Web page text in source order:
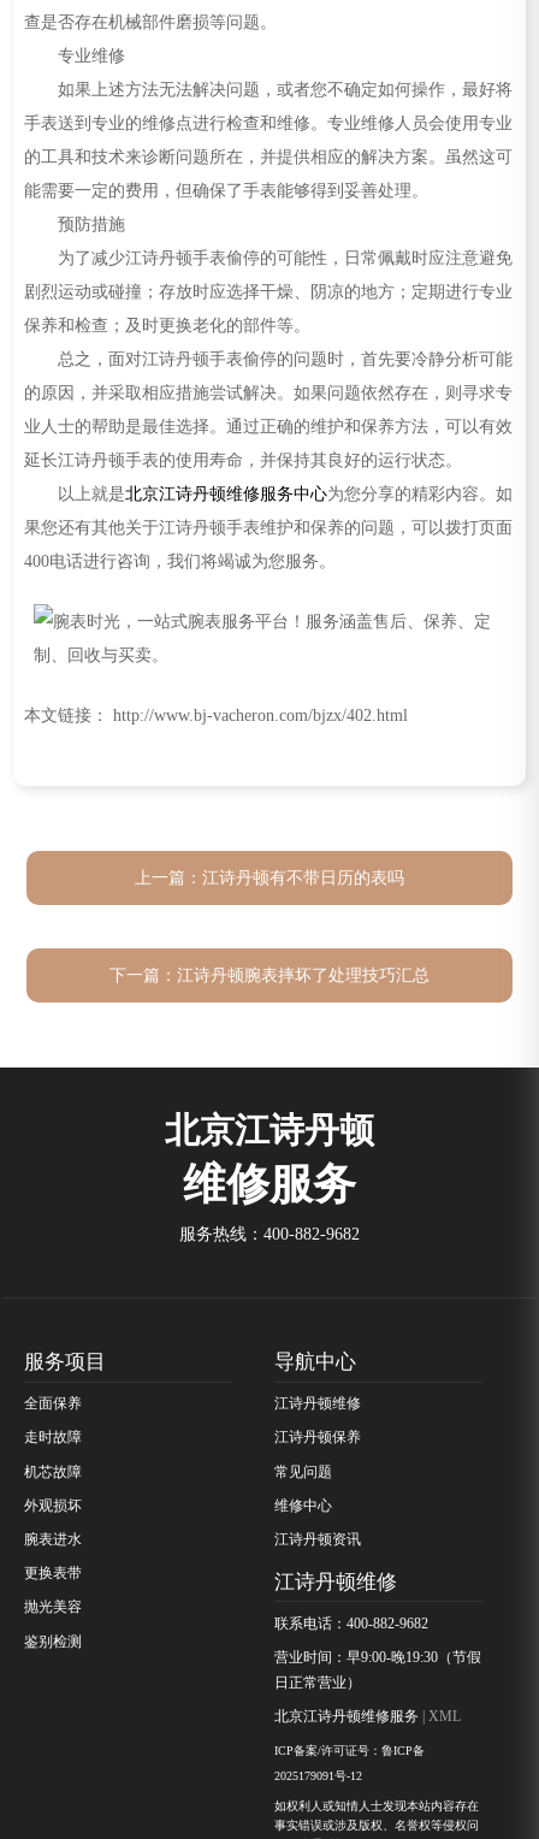
查是否存在机械部件磨损等问题。
专业维修
如果上述方法无法解决问题，或者您不确定如何操作，最好将
手表送到专业的维修点进行检查和维修。专业维修人员会使用专业
的工具和技术来诊断问题所在，并提供相应的解决方案。虽然这可
能需要一定的费用，但确保了手表能够得到妥善处理。
预防措施
为了减少江诗丹顿手表偷停的可能性，日常佩戴时应注意避免
剧烈运动或碰撞；存放时应选择干燥、阴凉的地方；定期进行专业
保养和检查；及时更换老化的部件等。
总之，面对江诗丹顿手表偷停的问题时，首先要冷静分析可能
的原因，并采取相应措施尝试解决。如果问题依然存在，则寻求专
业人士的帮助是最佳选择。通过正确的维护和保养方法，可以有效
延长江诗丹顿手表的使用寿命，并保持其良好的运行状态。
以上就是北京江诗丹顿维修服务中心为您分享的精彩内容。如
果您还有其他关于江诗丹顿手表维护和保养的问题，可以拨打页面
400电话进行咨询，我们将竭诚为您服务。
本文链接： http://www.bj-vacheron.com/bjzx/402.html
上一篇： 江诗丹顿有不带日历的表吗
下一篇： 江诗丹顿腕表摔坏了处理技巧汇总
北京江诗丹顿
维修服务
服务热线： 400-882-9682
服务项目
全面保养
走时故障
机芯故障
外观损坏
腕表进水
更换表带
抛光美容
鉴别检测
导航中心
江诗丹顿维修
江诗丹顿保养
常见问题
维修中心
江诗丹顿资讯
江诗丹顿维修
联系电话：400-882-9682
营业时间：早9:00-晚19:30（节假
日正常营业）
北京江诗丹顿维修服务 | XML
ICP备案/许可证号：鲁ICP备
2025179091号-12
如权利人或知情人士发现本站内容存在
事实错误或涉及版权、名誉权等侵权问